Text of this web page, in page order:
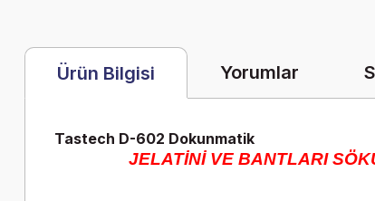
Ürün Bilgisi Yorumlar
Tastech D-602 Dokunmatik
JELATİNİ VE BANTLARI